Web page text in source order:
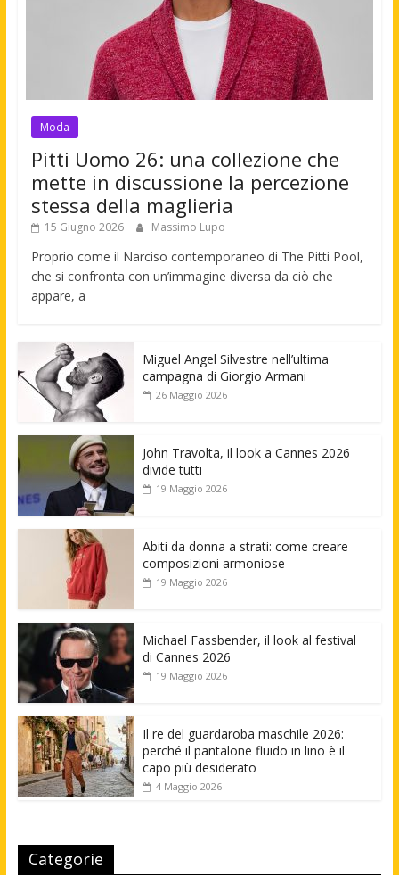
Moda
Pitti Uomo 26: una collezione che
mette in discussione la percezione
stessa della maglieria
15 Giugno 2026 Massimo Lupo
Proprio come il Narciso contemporaneo di The Pitti Pool,
che si confronta con un’immagine diversa da ciò che
appare, a
Miguel Angel Silvestre nell’ultima
campagna di Giorgio Armani
26 Maggio 2026
John Travolta, il look a Cannes 2026
divide tutti
19 Maggio 2026
Abiti da donna a strati: come creare
composizioni armoniose
19 Maggio 2026
Michael Fassbender, il look al festival
di Cannes 2026
19 Maggio 2026
Il re del guardaroba maschile 2026:
perché il pantalone fluido in lino è il
capo più desiderato
4 Maggio 2026
Categorie